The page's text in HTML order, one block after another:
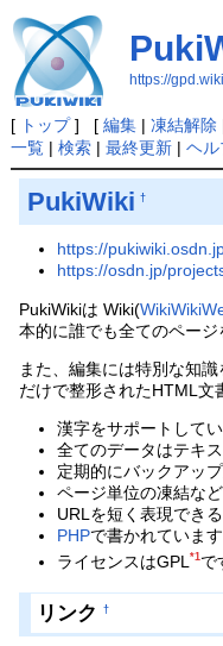
https://
[ トップ] [ 編集| 凍結解除
一覧| 検索| 最終更新| ヘル
PukiWiki †
https://
https://osdn.jp/
PukiWikiは Wiki(
本的に誰でも全てのページ
また、編集には特別な知
だけで整形されたHTML文
漢字をサポートして
全てのデータはテキ
定期的にバックアッ
ページ単位の凍結な
URLを短く表現できる
PHPで書かれています
ライセンスはGPL*1で
リンク †